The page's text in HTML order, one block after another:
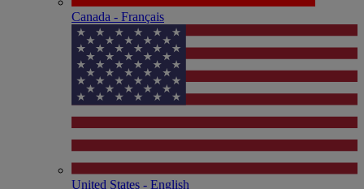
Canada - Français
United States - English